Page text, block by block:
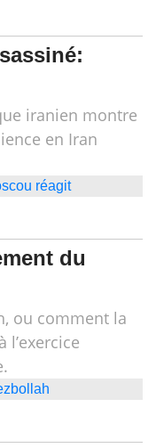
iranien montre
en Iran
du
ou comment la
l’exercice